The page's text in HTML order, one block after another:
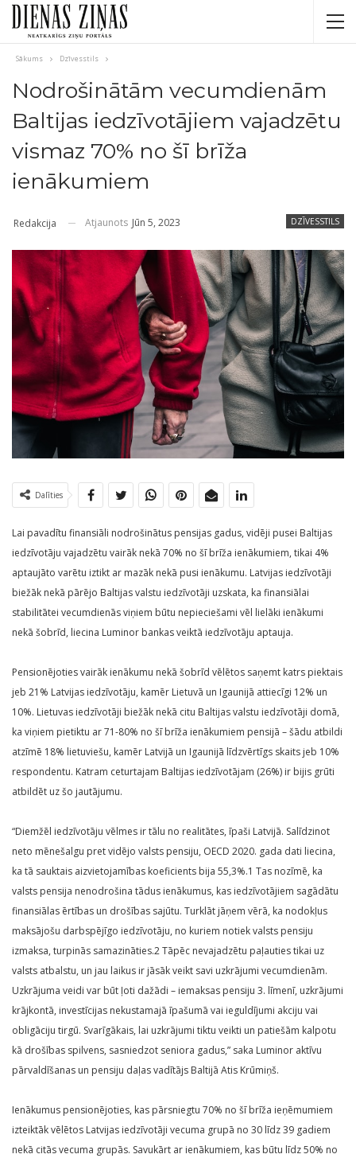
Sākums Dzīvesstils
Nodrošinātām vecumdienām
Baltijas iedzīvotājiem vajadzētu
vismaz 70% no šī brīža
ienākumiem
DZĪVESSTILS
Redakcija Atjaunots Jūn 5, 2023
Dalīties
Lai pavadītu finansiāli nodrošinātus pensijas gadus, vidēji pusei Baltijas
iedzīvotāju vajadzētu vairāk nekā 70% no šī brīža ienākumiem, tikai 4%
aptaujāto varētu iztikt ar mazāk nekā pusi ienākumu. Latvijas iedzīvotāji
biežāk nekā pārējo Baltijas valstu iedzīvotāji uzskata, ka finansiālai
stabilitātei vecumdienās viņiem būtu nepieciešami vēl lielāki ienākumi
nekā šobrīd, liecina Luminor bankas veiktā iedzīvotāju aptauja.
Pensionējoties vairāk ienākumu nekā šobrīd vēlētos saņemt katrs piektais
jeb 21% Latvijas iedzīvotāju, kamēr Lietuvā un Igaunijā attiecīgi 12% un
10%. Lietuvas iedzīvotāji biežāk nekā citu Baltijas valstu iedzīvotāji domā,
ka viņiem pietiktu ar 71-80% no šī brīža ienākumiem pensijā – šādu atbildi
atzīmē 18% lietuviešu, kamēr Latvijā un Igaunijā līdzvērtīgs skaits jeb 10%
respondentu. Katram ceturtajam Baltijas iedzīvotājam (26%) ir bijis grūti
atbildēt uz šo jautājumu.
“Diemžēl iedzīvotāju vēlmes ir tālu no realitātes, īpaši Latvijā. Salīdzinot
neto mēnešalgu pret vidējo valsts pensiju, OECD 2020. gada dati liecina,
ka tā sauktais aizvietojamības koeficients bija 55,3%.1 Tas nozīmē, ka
valsts pensija nenodrošina tādus ienākumus, kas iedzīvotājiem sagādātu
finansiālas ērtības un drošības sajūtu. Turklāt jāņem vērā, ka nodokļus
maksājošu darbspējīgo iedzīvotāju, no kuriem notiek valsts pensiju
izmaksa, turpinās samazināties.2 Tāpēc nevajadzētu paļauties tikai uz
valsts atbalstu, un jau laikus ir jāsāk veikt savi uzkrājumi vecumdienām.
Uzkrājuma veidi var būt ļoti dažādi – iemaksas pensiju 3. līmenī, uzkrājumi
krājkontā, investīcijas nekustamajā īpašumā vai ieguldījumi akciju vai
obligāciju tirgū. Svarīgākais, lai uzkrājumi tiktu veikti un patiešām kalpotu
kā drošības spilvens, sasniedzot seniora gadus,” saka Luminor aktīvu
pārvaldīšanas un pensiju daļas vadītājs Baltijā Atis Krūmiņš.
Ienākumus pensionējoties, kas pārsniegtu 70% no šī brīža ieņēmumiem
izteiktāk vēlētos Latvijas iedzīvotāji vecuma grupā no 30 līdz 39 gadiem
nekā citās vecuma grupās. Savukārt ar ienākumiem, kas būtu līdz 50% no